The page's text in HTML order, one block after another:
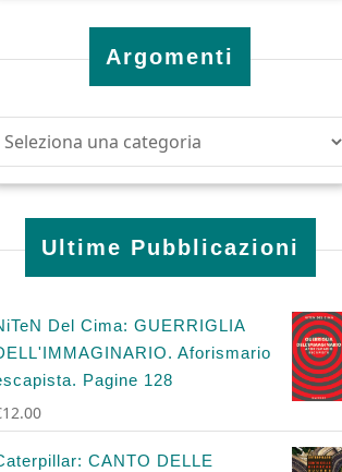
Argomenti
Ultime Pubblicazioni
Del Cima: GUERRIGLIA
Aforismario
Pagine 128
12.00
CANTO DELLE